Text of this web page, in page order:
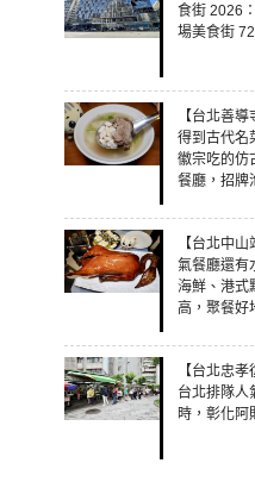
食街 2026
場美食街
【台北善
得到古代名
徽宗吃的仿
餐廳，招牌
【台北中
氣餐廳還有
海鮮、港式
高，聚餐好
【台北忠
台北排隊人
時，彰化阿